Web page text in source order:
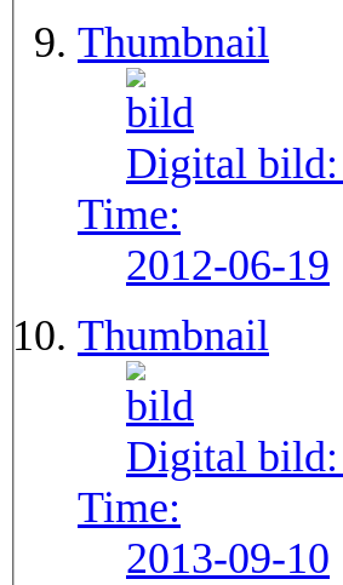
Thumbnail
Digital bild:
Time:
2012-06-19
Thumbnail
Digital bild:
Time:
2013-09-10